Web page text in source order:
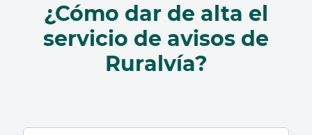
¿Cómo dar de alta el
servicio de avisos de
Ruralvía?